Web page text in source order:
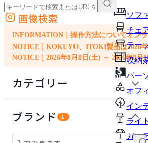
ソフ
チェ
テー
収納
パー
オフ
イン
ライ
ガー
外部サイトの商品をカートに追加
他のサイトで見つけた商品ページのURLを貼り付けて、カートに
画像検索
INFORMATION｜操作方法についてオン
NOTICE｜KOKUYO、ITOKI製品は2026
NOTICE｜2026年8月8日(土) ～ 2026年8月
カテゴリー
ブランド 1